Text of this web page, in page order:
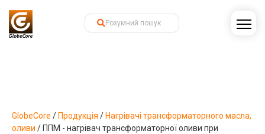
GlobeCore / Продукція / Нагрівачі трансформаторного масла,
оливи / ППМ - нагрівач трансформаторної оливи при